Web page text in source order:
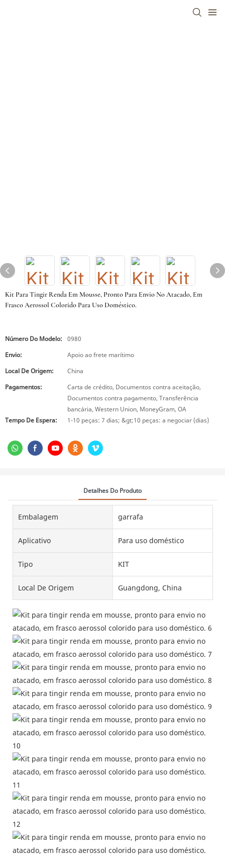
Kit Para Tingir Renda Em Mousse, Pronto Para Envio No Atacado, Em
Frasco Aerossol Colorido Para Uso Doméstico.
Número Do Modelo:
0980
Envio:
Apoio ao frete marítimo
Local De Origem:
China
Pagamentos:
Carta de crédito, Documentos contra aceitação,
Documentos contra pagamento, Transferência
bancária, Western Union, MoneyGram, OA
Tempo De Espera:
1-10 peças: 7 dias; &gt;10 peças: a negociar (dias)
Detalhes Do Produto
Embalagem garrafa
Aplicativo Para uso doméstico
Tipo KIT
Local De Origem Guangdong, China